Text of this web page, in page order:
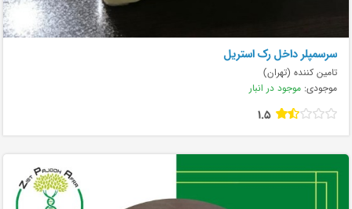
سرسمپلر داخل رک استریل
تامین کننده (تهران)
موجودی: موجود در انبار
1.5